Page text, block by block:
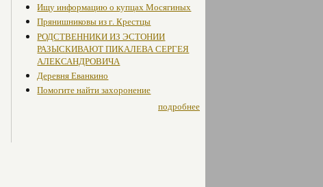
Ищу информацию о купцах Мосягиных
Прянишниковы из г. Крестцы
РОДСТВЕННИКИ ИЗ ЭСТОНИИ
РАЗЫСКИВАЮТ ПИКАЛЕВА СЕРГЕЯ
АЛЕКСАНДРОВИЧА
Деревня Еванкино
Помогите найти захоронение
подробнее